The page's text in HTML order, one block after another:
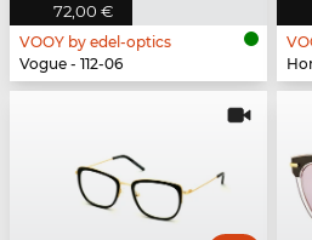
72,00 €
VOOY by edel-optics
Vogue - 112-06